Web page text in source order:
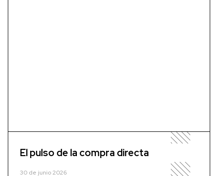
El pulso de la compra directa
30 de junio 2026